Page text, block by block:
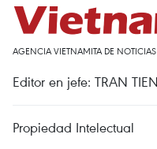
AGENCIA VIETNAMITA DE NOTICIAS
Editor en jefe: TRAN
Propiedad Intelectual